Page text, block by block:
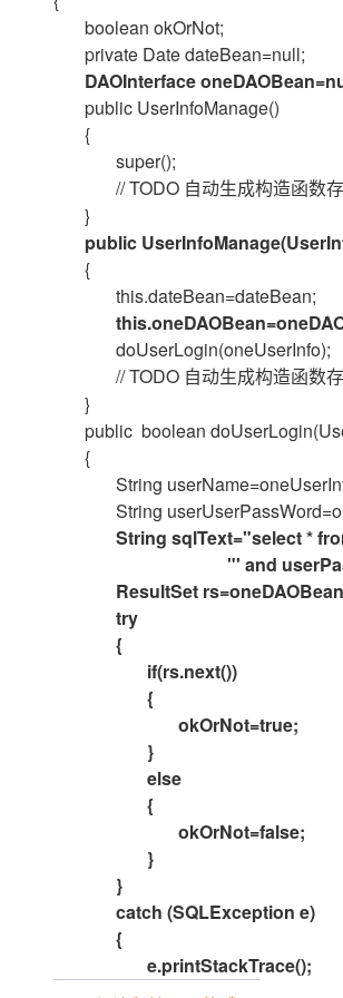
boolean okOrNot;
private Date dateBean=null;
DAOInterface
public UserInfoManage()
{
super();
// TODO 自动生成构造函数
}
public
{
this.dateBean=dateBean;
doUserLogin(oneUserInfo);
// TODO 自动生成构造函数
}
public boolean
{
String
String
String sqlText="select *
"' and
ResultSet
try
{
if(rs.next())
{
okOrNot=true;
}
else
{
okOrNot=false;
}
}
catch (SQLException e)
{
e.printStackTrace();